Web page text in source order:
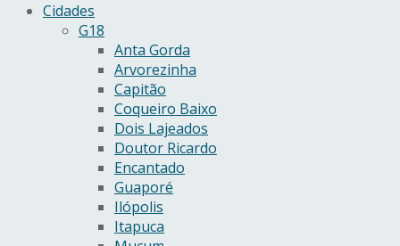
Cidades
G18
Anta Gorda
Arvorezinha
Capitão
Coqueiro Baixo
Dois Lajeados
Doutor Ricardo
Encantado
Guaporé
Ilópolis
Itapuca